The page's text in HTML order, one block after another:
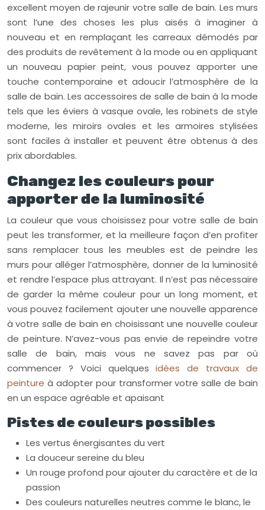
excellent moyen de rajeunir votre salle de bain. Les murs
sont l’une des choses les plus aisés à imaginer à
nouveau et en remplaçant les carreaux démodés par
des produits de revêtement à la mode ou en appliquant
un nouveau papier peint, vous pouvez apporter une
touche contemporaine et adoucir l’atmosphère de la
salle de bain. Les accessoires de salle de bain à la mode
tels que les éviers à vasque ovale, les robinets de style
moderne, les miroirs ovales et les armoires stylisées
sont faciles à installer et peuvent être obtenus à des
prix abordables.
Changez les couleurs pour
apporter de la luminosité
La couleur que vous choisissez pour votre salle de bain
peut les transformer, et la meilleure façon d’en profiter
sans remplacer tous les meubles est de peindre les
murs pour alléger l’atmosphère, donner de la luminosité
et rendre l’espace plus attrayant. Il n’est pas nécessaire
de garder la même couleur pour un long moment, et
vous pouvez facilement ajouter une nouvelle apparence
à votre salle de bain en choisissant une nouvelle couleur
de peinture. N’avez-vous pas envie de repeindre votre
salle de bain, mais vous ne savez pas par où
commencer ? Voici quelquesidées de travaux de
peinture à adopter pour transformer votre salle de bain
en un espace agréable et apaisant
Pistes de couleurs possibles
Les vertus énergisantes du vert
La douceur sereine du bleu
Un rouge profond pour ajouter du caractère et de la
passion
Des couleurs naturelles neutres comme le blanc, le